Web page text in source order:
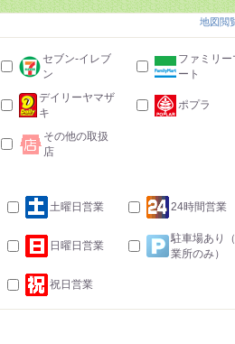
地図閲
セブン-イレブ
ン
ファミリー
ート
デイリーヤマザ
キ
ポプラ
その他の取扱
店
土曜日営業 24時間営業
日曜日営業
駐車場あり
業所のみ）
祝日営業